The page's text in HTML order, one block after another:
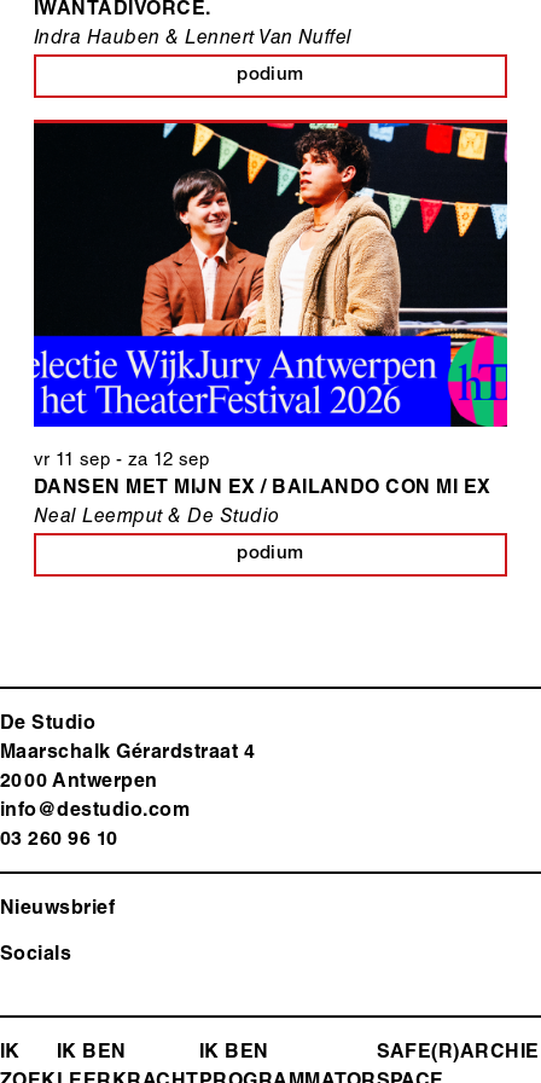
IWANTADIVORCE.
Indra Hauben & Lennert Van Nuffel
podium
vr 11 sep - za 12 sep
DANSEN MET MIJN EX / BAILANDO CON MI EX
Neal Leemput & De Studio
podium
De Studio
Maarschalk Gérardstraat 4
2000 Antwerpen
info@destudio.com
03 260 96 10
Nieuwsbrief
Socials
FOOTER-
IK
IK BEN
IK BEN
SAFE(R)